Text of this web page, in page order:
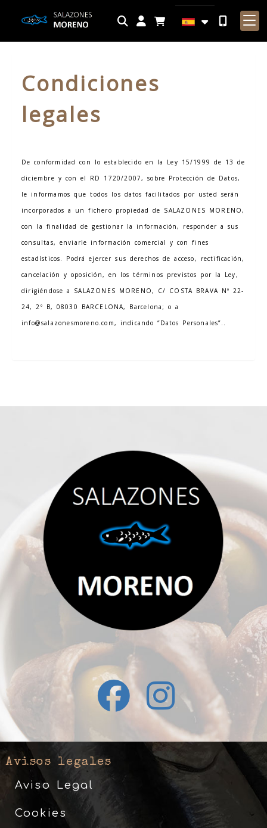
Identifícate
Condiciones
legales
De conformidad con lo establecido en la Ley 15/1999 de 13 de
diciembre y con el RD 1720/2007, sobre Protección de Datos,
le informamos que todos los datos facilitados por usted serán
incorporados a un fichero propiedad de SALAZONES MORENO,
con la finalidad de gestionar la información, responder a sus
consultas, enviarle información comercial y con fines
estadísticos. Podrá ejercer sus derechos de acceso, rectificación,
cancelación y oposición, en los términos previstos por la Ley,
dirigiéndose a SALAZONES MORENO, C/ COSTA BRAVA Nº 22-
24, 2º B, 08030 BARCELONA, Barcelona ; o a
info@salazonesmoreno.com, indicando “Datos Personales”..
Avisos legales
Aviso Legal
Cookies